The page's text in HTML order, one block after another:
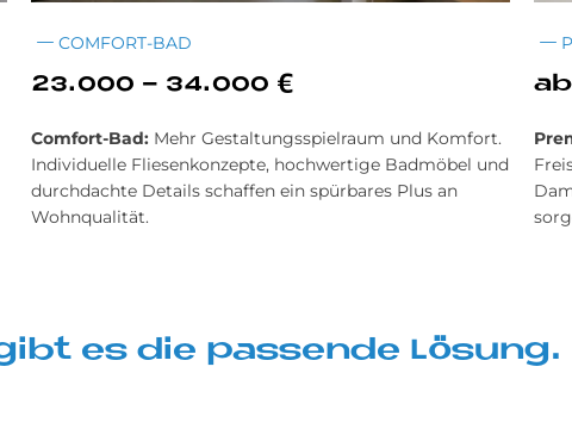
COMFORT-BAD
23.000 - 34.000 €
Comfort-Bad: Mehr Gestaltungsspielraum und Komfort.
Individuelle Fliesenkonzepte, hochwertige Badmöbel und
durchdachte Details schaffen ein spürbares Plus an
Wohnqualität.
es die pas­sen­de Lö­sung.